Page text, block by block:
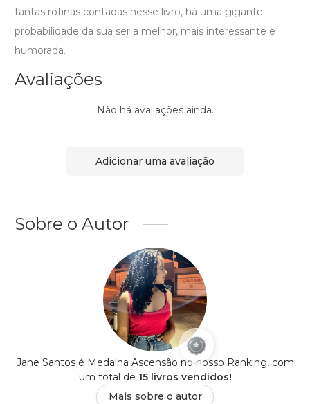
tantas rotinas contadas nesse livro, há uma gigante
probabilidade da sua ser a melhor, mais interessante e
humorada.
Avaliações
Não há avaliações ainda.
Adicionar uma avaliação
Sobre o Autor
Jane Santos é Medalha Ascensão no nosso Ranking, com
um total de 15 livros vendidos!
Mais sobre o autor